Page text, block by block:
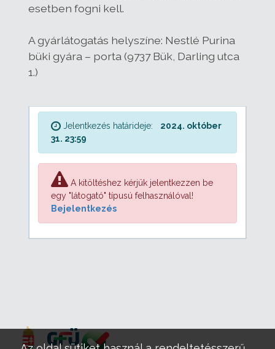
esetben fogni kell.
A gyárlátogatás helyszíne: Nestlé Purina
büki gyára – porta (9737 Bük, Darling utca
1.)
Jelentkezés határideje:
2024. október
31. 23:59
A kitöltéshez kérjük jelentkezzen be
egy "látogató" típusú felhasználóval!
Bejelentkezés